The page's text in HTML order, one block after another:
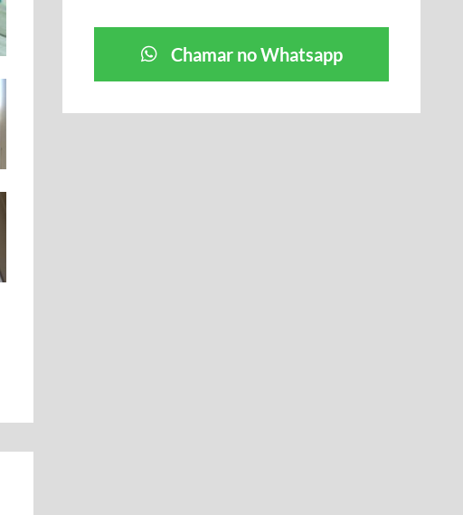
Chamar no Whatsapp